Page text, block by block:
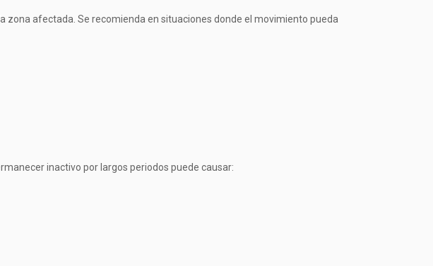
afectada. Se recomienda en situaciones donde el movimiento pueda
inactivo por largos periodos puede causar: